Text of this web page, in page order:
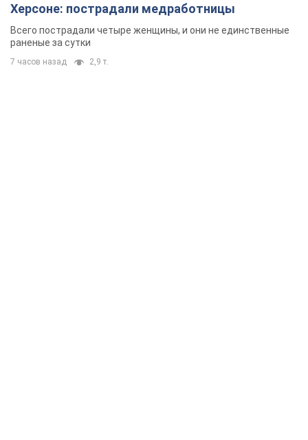
Херсоне: пострадали медработницы
Всего пострадали четыре женщины, и они не единственные
раненые за сутки
7 часов назад 2,9 т.